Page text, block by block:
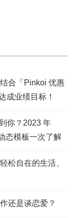
合「Pinkoi 优惠
成业绩目标！
你？2023 年
态模板一次了解
松自在的生活、
还是谈恋爱？